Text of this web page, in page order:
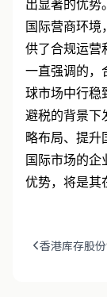
出显著的优势
国际营商环境
供了合规运
一直强调的，
球市场中行稳
避税的背景下
略布局、提升
国际市场的企
香港库存股